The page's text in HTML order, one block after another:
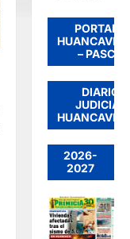
PORTADA
– PASCO
DIARIO
JUDICIAL
2026-
2027